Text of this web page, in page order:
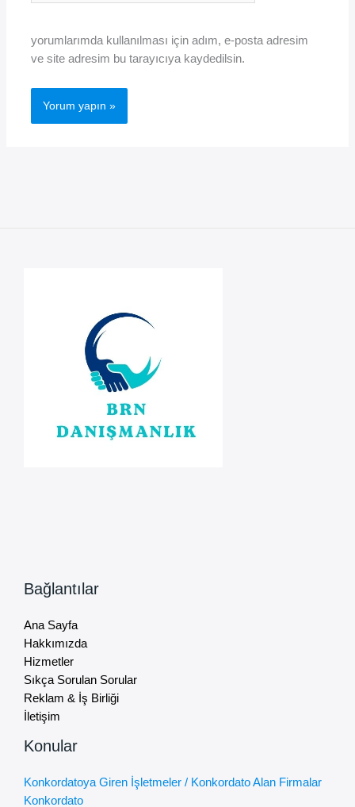
yorumlarımda kullanılması için adım, e-posta adresim
ve site adresim bu tarayıcıya kaydedilsin.
Bağlantılar
Ana Sayfa
Hakkımızda
Hizmetler
Sıkça Sorulan Sorular
Reklam & İş Birliği
İletişim
Konular
Konkordatoya Giren İşletmeler / Konkordato Alan Firmalar
Konkordato